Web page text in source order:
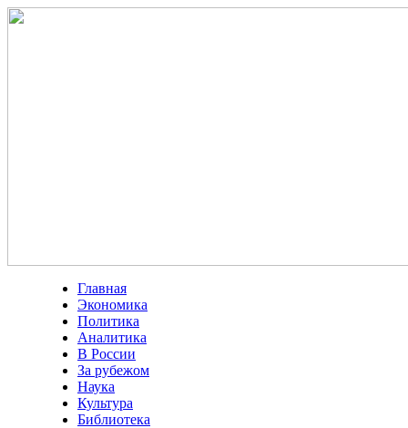
Главная
Экономика
Политика
Аналитика
В России
За рубежом
Наука
Культура
Библиотека